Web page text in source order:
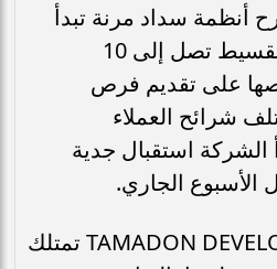
طرح أنظمة سداد مرنة تبدأ
بمقدم 10% وفترات تقسيط تصل إلى 10
على تقديم فرص
شرائح العملاء
الشركة استقبال جدية
الأسبوع الجاري.
وأكدت أن TAMADON DEVELOPMENTS تمتلك